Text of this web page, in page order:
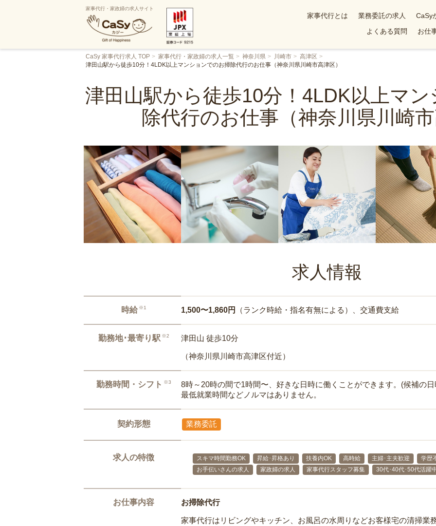
家事代行・家政婦の求人サイト
家事代行とは 業務委託の求人 CaSy
よくある質問
お仕
CaSy 家事代行求人 TOP 家事代行・家政婦の求人一覧 神奈川県 川崎市
高津区
津田山駅から徒歩10分！4LDK以上マンションでのお掃除代行のお仕事（神奈川県川崎市高津区）
津田山駅から徒歩10分！4LDK以上マ
除代行のお仕事（神奈川県川崎市
求人情報
時給 ※1 1,500〜1,860円 （ランク時給・指名有無による）、交通費支給
勤務地･最寄り駅 ※2 津田山 徒歩10分
（神奈川県川崎市高津区付近）
勤務時間・シフト ※3
8時～20時の間で1時間〜、好きな日時に働くことができます。(候補の
最低就業時間などノルマはありません。
契約形態 業務委託
求人の特徴 スキマ時間勤務OK 昇給･昇格あり 扶養内OK 高時給 主婦･主夫歓迎 学歴
お手伝いさんの求人
家政婦の求人 家事代行スタッフ募集 30代･40代･50代活躍
お仕事内容 お掃除代行
家事代行はリビングやキッチン、お風呂の水周りなどお客様宅の清掃業務